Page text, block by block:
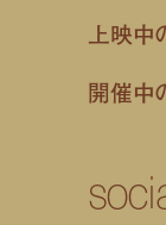
上映中
開催中